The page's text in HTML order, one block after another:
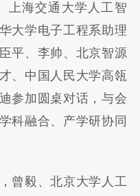
上海交通大学人工智
大学电子工程系助理
平、李帅、北京智源
、中国人民大学高瓴
参加圆桌对话，与会
科融合、产学研协同
，曾毅、北京大学人工